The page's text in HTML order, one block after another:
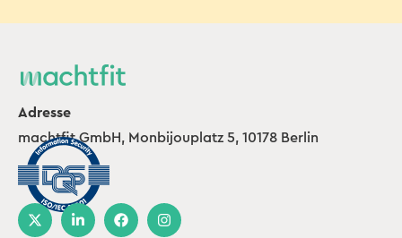
Adresse
machtfit GmbH, Monbijouplatz 5, 10178 Berlin